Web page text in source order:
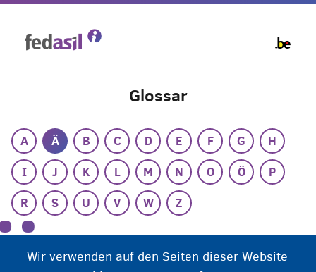
Glossar
A Ä B C D E F G
H
I
J K L M N O Ö
P
R
S U V W Z
Wir verwenden auf den Seiten dieser Website